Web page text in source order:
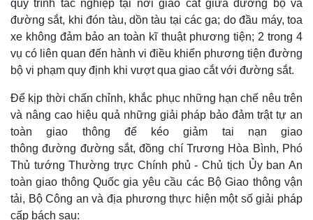
quy trình tác nghiệp tại nơi giao cắt giữa đường bộ và
đường sắt, khi đón tàu, dồn tàu tại các ga; do đầu máy, toa
xe không đảm bảo an toàn kĩ thuật phương tiện; 2 trong 4
vụ có liên quan đến hành vi điều khiển phương tiện đường
bộ vi phạm quy định khi vượt qua giao cắt với đường sắt.
Để kịp thời chấn chỉnh, khắc phục những hạn chế nêu trên
và nâng cao hiệu quả những giải pháp bảo đảm trật tự an
toàn giao thông để kéo giảm tai nạn giao
thông đường đường sắt, đồng chí Trương Hòa Bình, Phó
Thủ tướng Thường trực Chính phủ - Chủ tịch Ủy ban An
toàn giao thông Quốc gia yêu cầu các Bộ Giao thông vận
tải, Bộ Công an và địa phương thực hiện một số giải pháp
cấp bách sau: